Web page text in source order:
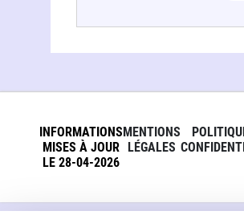
INFORMATIONS
MISES À JOUR
LE 28-04-2026
MENTIONS
LÉGALES